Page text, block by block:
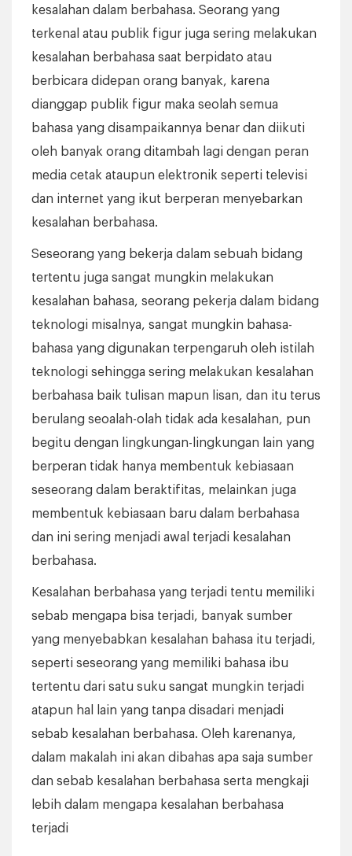
kesalahan dalam berbahasa. Seorang yang
terkenal atau publik figur juga sering melakukan
kesalahan berbahasa saat berpidato atau
berbicara didepan orang banyak, karena
dianggap publik figur maka seolah semua
bahasa yang disampaikannya benar dan diikuti
oleh banyak orang ditambah lagi dengan peran
media cetak ataupun elektronik seperti televisi
dan internet yang ikut berperan menyebarkan
kesalahan berbahasa.
Seseorang yang bekerja dalam sebuah bidang
tertentu juga sangat mungkin melakukan
kesalahan bahasa, seorang pekerja dalam bidang
teknologi misalnya, sangat mungkin bahasa-
bahasa yang digunakan terpengaruh oleh istilah
teknologi sehingga sering melakukan kesalahan
berbahasa baik tulisan mapun lisan, dan itu terus
berulang seoalah-olah tidak ada kesalahan, pun
begitu dengan lingkungan-lingkungan lain yang
berperan tidak hanya membentuk kebiasaan
seseorang dalam beraktifitas, melainkan juga
membentuk kebiasaan baru dalam berbahasa
dan ini sering menjadi awal terjadi kesalahan
berbahasa.
Kesalahan berbahasa yang terjadi tentu memiliki
sebab mengapa bisa terjadi, banyak sumber
yang menyebabkan kesalahan bahasa itu terjadi,
seperti seseorang yang memiliki bahasa ibu
tertentu dari satu suku sangat mungkin terjadi
atapun hal lain yang tanpa disadari menjadi
sebab kesalahan berbahasa. Oleh karenanya,
dalam makalah ini akan dibahas apa saja sumber
dan sebab kesalahan berbahasa serta mengkaji
lebih dalam mengapa kesalahan berbahasa
terjadi